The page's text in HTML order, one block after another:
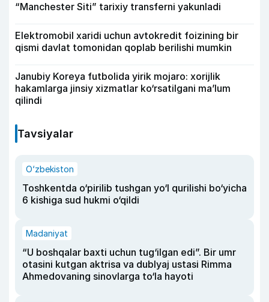
“Manchester Siti” tarixiy transferni yakunladi
Elektromobil xaridi uchun avtokredit foizining bir
qismi davlat tomonidan qoplab berilishi mumkin
Janubiy Koreya futbolida yirik mojaro: xorijlik
hakamlarga jinsiy xizmatlar ko‘rsatilgani ma’lum
qilindi
Tavsiyalar
O‘zbekiston
Toshkentda o‘pirilib tushgan yo‘l qurilishi bo‘yicha
6 kishiga sud hukmi o‘qildi
Madaniyat
“U boshqalar baxti uchun tug‘ilgan edi”. Bir umr
otasini kutgan aktrisa va dublyaj ustasi Rimma
Ahmedovaning sinovlarga to‘la hayoti